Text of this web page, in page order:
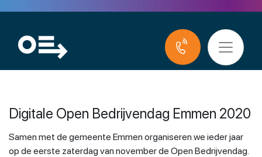
Digitale Open Bedrijvendag Emmen 2020
Samen met de gemeente Emmen organiseren we ieder jaar
op de eerste zaterdag van november de Open Bedrijvendag.